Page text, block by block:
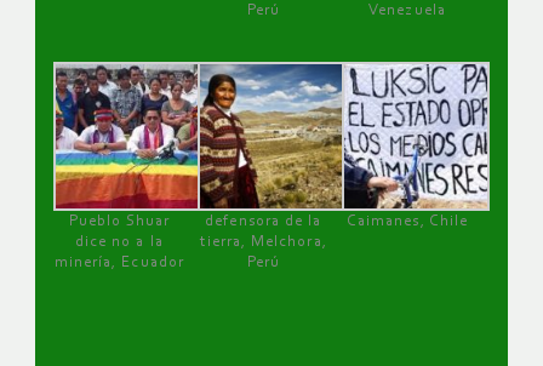
Perú
Venezuela
Pueblo Shuar
dice no a la
minería, Ecuador
defensora de la
tierra, Melchora,
Perú
Caimanes, Chile